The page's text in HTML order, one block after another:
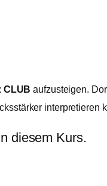
CLUB aufzusteigen.
interpretieren
diesem Kurs.